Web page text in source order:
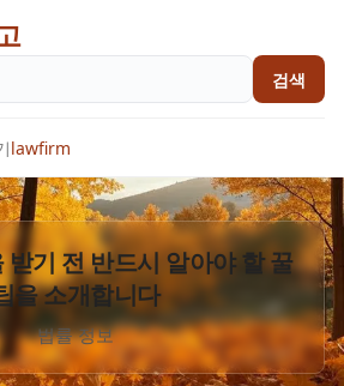
검색
lawfirm
받기 전 반드시 알아야 할 꿀
을 소개합니다
법률 정보